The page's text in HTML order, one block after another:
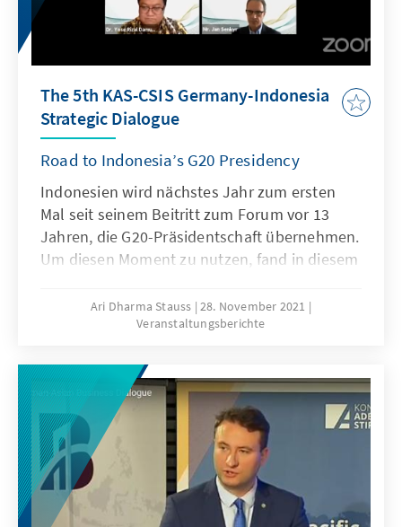
The 5th KAS-CSIS Germany-Indonesia
Strategic Dialogue
Road to Indonesia’s G20 Presidency
Indonesien wird nächstes Jahr zum ersten
Mal seit seinem Beitritt zum Forum vor 13
Jahren, die G20-Präsidentschaft übernehmen.
Um diesen Moment zu nutzen, fand in diesem
Strategiedialog unter dem Thema „Road to
Indonesia’s G20 Presidency“.
Ari Dharma Stauss 28. November 2021
Veranstaltungsberichte